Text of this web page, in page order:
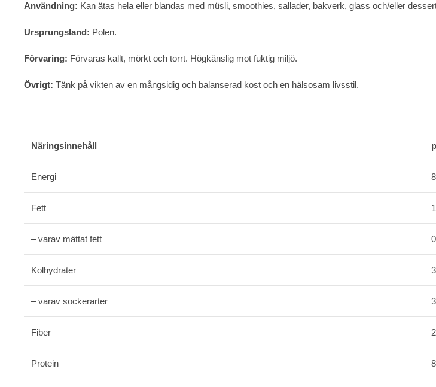
Användning: Kan ätas hela eller blandas med müsli, smoothies, sallader, bakverk, glass och/eller
Ursprungsland: Polen.
Förvaring: Förvaras kallt, mörkt och torrt. Högkänslig mot fuktig miljö.
Övrigt: Tänk på vikten av en mångsidig och balanserad kost och en hälsosam livsstil.
Näringsinnehåll
Energi
Fett
– varav mättat fett
Kolhydrater
– varav sockerarter
Fiber
Protein